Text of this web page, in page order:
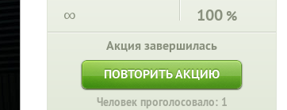
∞ 100 %
Акция завершилась
ПОВТОРИТЬ АКЦИЮ
Человек проголосовало: 1